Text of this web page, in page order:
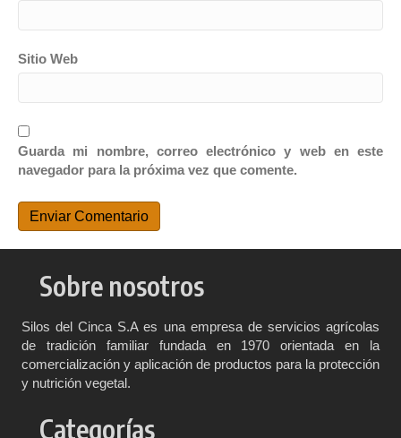
Sitio Web
Guarda mi nombre, correo electrónico y web en este
navegador para la próxima vez que comente.
Sobre nosotros
Silos del Cinca S.A es una empresa de servicios agrícolas
de tradición familiar fundada en 1970 orientada en la
comercialización y aplicación de productos para la protección
y nutrición vegetal.
Categorías